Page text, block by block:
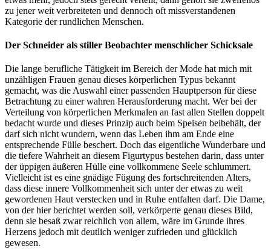
zu jener weit verbreiteten und dennoch oft missverstandenen
Kategorie der rundlichen Menschen.
Der Schneider als stiller Beobachter menschlicher Schicksale
Die lange berufliche Tätigkeit im Bereich der Mode hat mich mit
unzähligen Frauen genau dieses körperlichen Typus bekannt
gemacht, was die Auswahl einer passenden Hauptperson für diese
Betrachtung zu einer wahren Herausforderung macht. Wer bei der
Verteilung von körperlichen Merkmalen an fast allen Stellen doppelt
bedacht wurde und dieses Prinzip auch beim Speisen beibehält, der
darf sich nicht wundern, wenn das Leben ihm am Ende eine
entsprechende Fülle beschert. Doch das eigentliche Wunderbare und
die tiefere Wahrheit an diesem Figurtypus bestehen darin, dass unter
der üppigen äußeren Hülle eine vollkommene Seele schlummert.
Vielleicht ist es eine gnädige Fügung des fortschreitenden Alters,
dass diese innere Vollkommenheit sich unter der etwas zu weit
gewordenen Haut verstecken und in Ruhe entfalten darf. Die Dame,
von der hier berichtet werden soll, verkörperte genau dieses Bild,
denn sie besaß zwar reichlich von allem, wäre im Grunde ihres
Herzens jedoch mit deutlich weniger zufrieden und glücklich
gewesen.